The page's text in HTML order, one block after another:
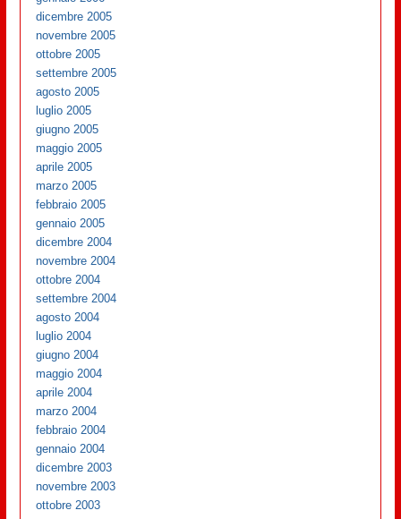
dicembre 2005
novembre 2005
ottobre 2005
settembre 2005
agosto 2005
luglio 2005
giugno 2005
maggio 2005
aprile 2005
marzo 2005
febbraio 2005
gennaio 2005
dicembre 2004
novembre 2004
ottobre 2004
settembre 2004
agosto 2004
luglio 2004
giugno 2004
maggio 2004
aprile 2004
marzo 2004
febbraio 2004
gennaio 2004
dicembre 2003
novembre 2003
ottobre 2003